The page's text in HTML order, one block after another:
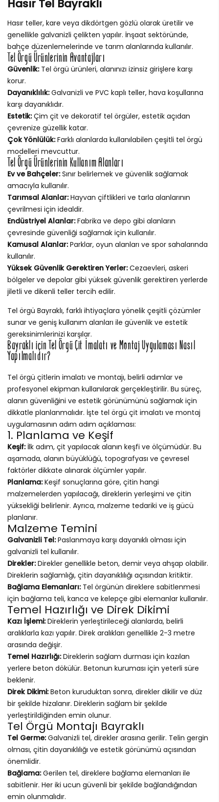
Hasır Tel Bayraklı
Hasır teller, kare veya dikdörtgen gözlü olarak üretilir ve
genellikle galvanizli çelikten yapılır. İnşaat sektöründe,
bahçe düzenlemelerinde ve tarım alanlarında kullanılır.
Tel Örgü Ürünlerinin Avantajları
Güvenlik:Tel örgü ürünleri, alanınızı izinsiz girişlere karşı
korur.
Dayanıklılık:Galvanizli ve PVC kaplı teller, hava koşullarına
karşı dayanıklıdır.
Estetik:Çim çit ve dekoratif tel örgüler, estetik açıdan
çevrenize güzellik katar.
Çok Yönlülük:Farklı alanlarda kullanılabilen çeşitli tel örgü
modelleri mevcuttur.
Tel Örgü Ürünlerinin Kullanım Alanları
Ev ve Bahçeler:Sınır belirlemek ve güvenlik sağlamak
amacıyla kullanılır.
Tarımsal Alanlar:Hayvan çiftlikleri ve tarla alanlarının
çevrilmesi için idealdir.
Endüstriyel Alanlar:Fabrika ve depo gibi alanların
çevresinde güvenliği sağlamak için kullanılır.
Kamusal Alanlar:Parklar, oyun alanları ve spor sahalarında
kullanılır.
Yüksek Güvenlik Gerektiren Yerler:Cezaevleri, askeri
bölgeler ve depolar gibi yüksek güvenlik gerektiren yerlerde
jiletli ve dikenli teller tercih edilir.
Tel örgü Bayraklı, farklı ihtiyaçlara yönelik çeşitli çözümler
sunar ve geniş kullanım alanları ile güvenlik ve estetik
gereksinimlerinizi karşılar.
Bayraklı için Tel Örgü Çit İmalatı ve Montaj Uygulaması Nasıl
Yapılmalıdır?
Tel örgü çitlerin imalatı ve montajı, belirli adımlar ve
profesyonel ekipman kullanılarak gerçekleştirilir. Bu süreç,
alanın güvenliğini ve estetik görünümünü sağlamak için
dikkatle planlanmalıdır. İşte tel örgü çit imalatı ve montaj
uygulamasının adım adım açıklaması:
1. Planlama ve Keşif
Keşif:İlk adım, çit yapılacak alanın keşfi ve ölçümüdür. Bu
aşamada, alanın büyüklüğü, topografyası ve çevresel
faktörler dikkate alınarak ölçümler yapılır.
Planlama:Keşif sonuçlarına göre, çitin hangi
malzemelerden yapılacağı, direklerin yerleşimi ve çitin
yüksekliği belirlenir. Ayrıca, malzeme tedariki ve iş gücü
planlanır.
Malzeme Temini
Galvanizli Tel:Paslanmaya karşı dayanıklı olması için
galvanizli tel kullanılır.
Direkler:Direkler genellikle beton, demir veya ahşap olabilir.
Direklerin sağlamlığı, çitin dayanıklılığı açısından kritiktir.
Bağlama Elemanları:Tel örgünün direklere sabitlenmesi
için bağlama teli, kanca ve kelepçe gibi elemanlar kullanılır.
Temel Hazırlığı ve Direk Dikimi
Kazı İşlemi:Direklerin yerleştirileceği alanlarda, belirli
aralıklarla kazı yapılır. Direk aralıkları genellikle 2-3 metre
arasında değişir.
Temel Hazırlığı:Direklerin sağlam durması için kazılan
yerlere beton dökülür. Betonun kuruması için yeterli süre
beklenir.
Direk Dikimi:Beton kuruduktan sonra, direkler dikilir ve düz
bir şekilde hizalanır. Direklerin sağlam bir şekilde
yerleştirildiğinden emin olunur.
Tel Örgü Montajı Bayraklı
Tel Germe:Galvanizli tel, direkler arasına gerilir. Telin gergin
olması, çitin dayanıklılığı ve estetik görünümü açısından
önemlidir.
Bağlama:Gerilen tel, direklere bağlama elemanları ile
sabitlenir. Her iki ucun güvenli bir şekilde bağlandığından
emin olunmalıdır.